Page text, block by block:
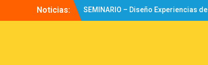
Noticias:
SEMINARIO – Diseño Experiencias de
Aprendizaje